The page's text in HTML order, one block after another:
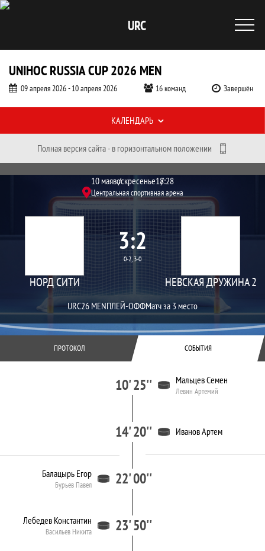
URC
UNIHOC RUSSIA CUP 2026 MEN
09 апреля 2026 - 10 апреля 2026 16 команд Завершён
Полная версия сайта - в горизонтальном положении
Протокол и события матча НОРД
Матч
10 маявоскресенье18:28
Центральная спортивная арена
НОРД СИТИ
3 2
0-2, 3-0
НЕВСКАЯ ДРУЖИНА 2
URC26 MENПЛЕЙ-ОФФМатч за 3 место
ПРОТОКОЛ СОБЫТИЯ
10' 25'' Мальцев Семен
Левин Артемий
14' 20'' Иванов Артем
Балацырь Егор
Бурьев Павел 22' 00''
Лебедев Константин
Васильев Никита 23' 50''
КАЛЕНДАРЬ
Таблицы турнира